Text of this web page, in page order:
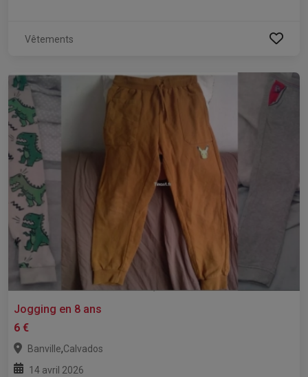
Vêtements
Jogging en 8 ans
6 €
Banville,Calvados
14 avril 2026